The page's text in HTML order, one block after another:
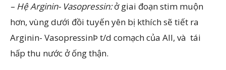
– Hệ Arginin- Vasopressin:ở giai đoạn stim muộn
hơn, vùng dưới đồi tuyến yên bị kthích sẽ tiết ra
Arginin- VasopressinÞ­ t/d comạch của AII, và ­ tái
hấp thu nước ở ống thận.